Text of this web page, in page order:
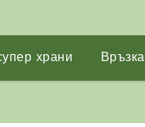
храни Връзка